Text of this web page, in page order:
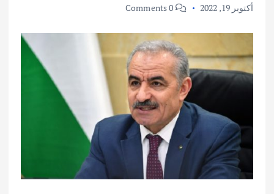
أكتوبر 19, 2022